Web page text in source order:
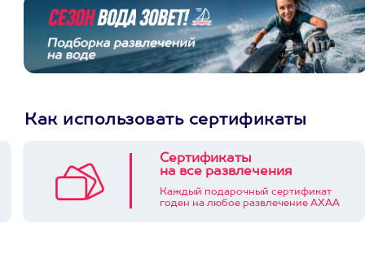
Как использовать сертификаты
Сертификаты
на все развлечения
Каждый подарочный сертификат
годен на любое развлечение АХАА